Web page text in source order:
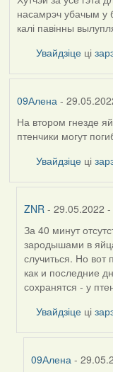
насамрэч убачым у
калі павінны
Увайдзіце ці
09Алена -
На втором гнезде
птенчики могут
Увайдзіце ці
ZNR - 29.05.2022
In
reply
to
by
09Алена
За 40 минут
зародышами в
случиться. Но вот
как и последние
сохранятся - у
Увайдзіце ці
09Алена -